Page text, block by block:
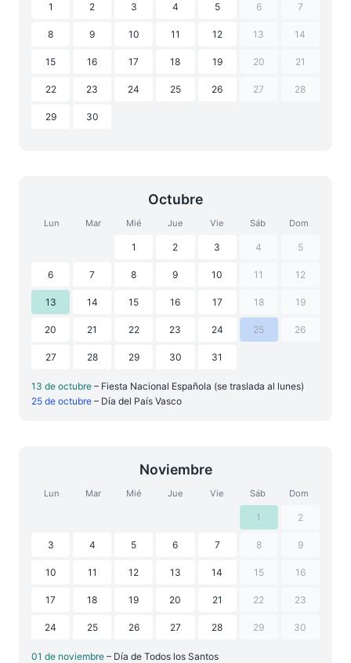
1 2 3 4 5 6 7
8 9 10 11 12 13 14
15 16 17 18 19 20 21
22 23 24 25 26 27 28
29 30
Octubre
Lun Mar Mié Jue Vie Sáb Dom
1 2 3 4 5
6 7 8 9 10 11 12
13 14 15 16 17 18 19
20 21 22 23 24 25 26
27 28 29 30 31
13 de octubre – Fiesta Nacional Española (se traslada al lunes)
25 de octubre – Día del País Vasco
Noviembre
Lun Mar Mié Jue Vie Sáb Dom
1 2
3 4 5 6 7 8 9
10 11 12 13 14 15 16
17 18 19 20 21 22 23
24 25 26 27 28 29 30
01 de noviembre – Día de Todos los Santos